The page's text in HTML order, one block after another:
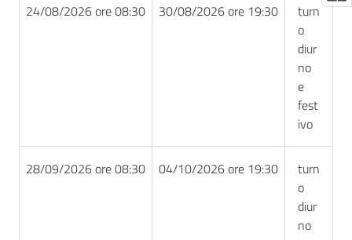
24/08/2026 ore 08:30 30/08/2026 ore 19:30
turn
o
diur
no
e
fest
ivo
28/09/2026 ore 08:30 04/10/2026 ore 19:30
turn
o
diur
no